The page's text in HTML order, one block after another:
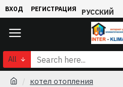
ВХОД РЕГИСТРАЦИЯ РУССКИЙ
All
котел отопления